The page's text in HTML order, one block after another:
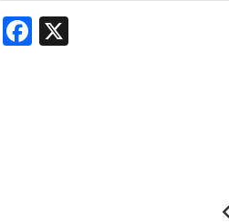
Facebook